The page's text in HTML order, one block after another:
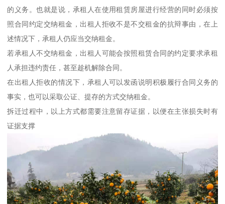
的义务。也就是说，承租人在使用租赁房屋进行经营的同时必须按
照合同约定交纳租金，出租人拒收不是不交租金的抗辩事由，在上
述情况下，承租人仍应当交纳租金。
若承租人不交纳租金，出租人可能会按照租赁合同的约定要求承租
人承担违约责任，甚至趁机解除合同。
在出租人拒收的情况下，承租人可以发函说明积极履行合同义务的
事实，也可以采取公证、提存的方式交纳租金。
拆迁过程中，以上方式都需要注意留存证据，以便在主张损失时有
证据支撑